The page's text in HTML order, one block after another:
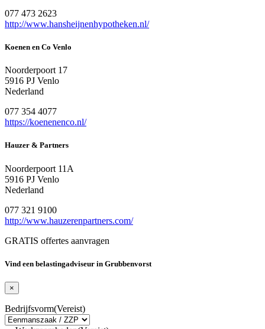
077 473 2623
http://www.hansheijnenhypotheken.nl/
Koenen en Co Venlo
Noorderpoort 17
5916 PJ Venlo
Nederland
077 354 4077
https://koenenenco.nl/
Hauzer & Partners
Noorderpoort 11A
5916 PJ Venlo
Nederland
077 321 9100
http://www.hauzerenpartners.com/
GRATIS offertes aanvragen
Vind een belastingadviseur in Grubbenvorst
×
Bedrijfsvorm(Vereist)